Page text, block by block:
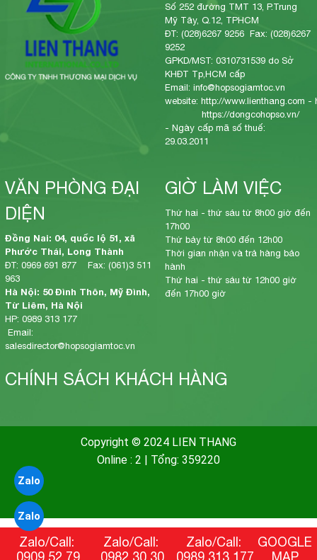
Số 252 đường TMT 13, P.Trung
Mỹ Tây, Q.12, TPHCM
ĐT: (028)6267 9256 Fax: (028)6267
9252
GPKD/MST: 0310731539 do Sở
KHĐT Tp,HCM cấp
Email: info@hopsogiamtoc.vn
website: http://www.lienthang.com -
https://dongcohopso.vn/
- Ngày cấp mã số thuế:
29.03.2011
VĂN PHÒNG ĐẠI
DIỆN
Đồng Nai: 04, quốc lộ 51, xã
Phước Thái, Long Thành
ĐT: 0969 691 877 Fax: (061)3 511
963
Hà Nội: 50 Đình Thôn, Mỹ Đình,
Từ Liêm, Hà Nội
HP: 0989 313 177
Email:
salesdirector@hopsogiamtoc.vn
GIỜ LÀM VIỆC
Thứ hai - thứ sáu từ 8h00 giờ đến
17h00
Thứ bảy từ 8h00 đến 12h00
Thời gian nhận và trả hàng bảo
hành
Thứ hai - thứ sáu từ 12h00 giờ
đến 17h00 giờ
CHÍNH SÁCH KHÁCH HÀNG
Copyright © 2024 LIEN THANG
Online : 2 | Tổng: 359220
Zalo/Call:
0909 52 79
Zalo/Call:
0982 30 30
Zalo/Call:
0989 313 177
GOOGLE
MAP
Zalo
Zalo